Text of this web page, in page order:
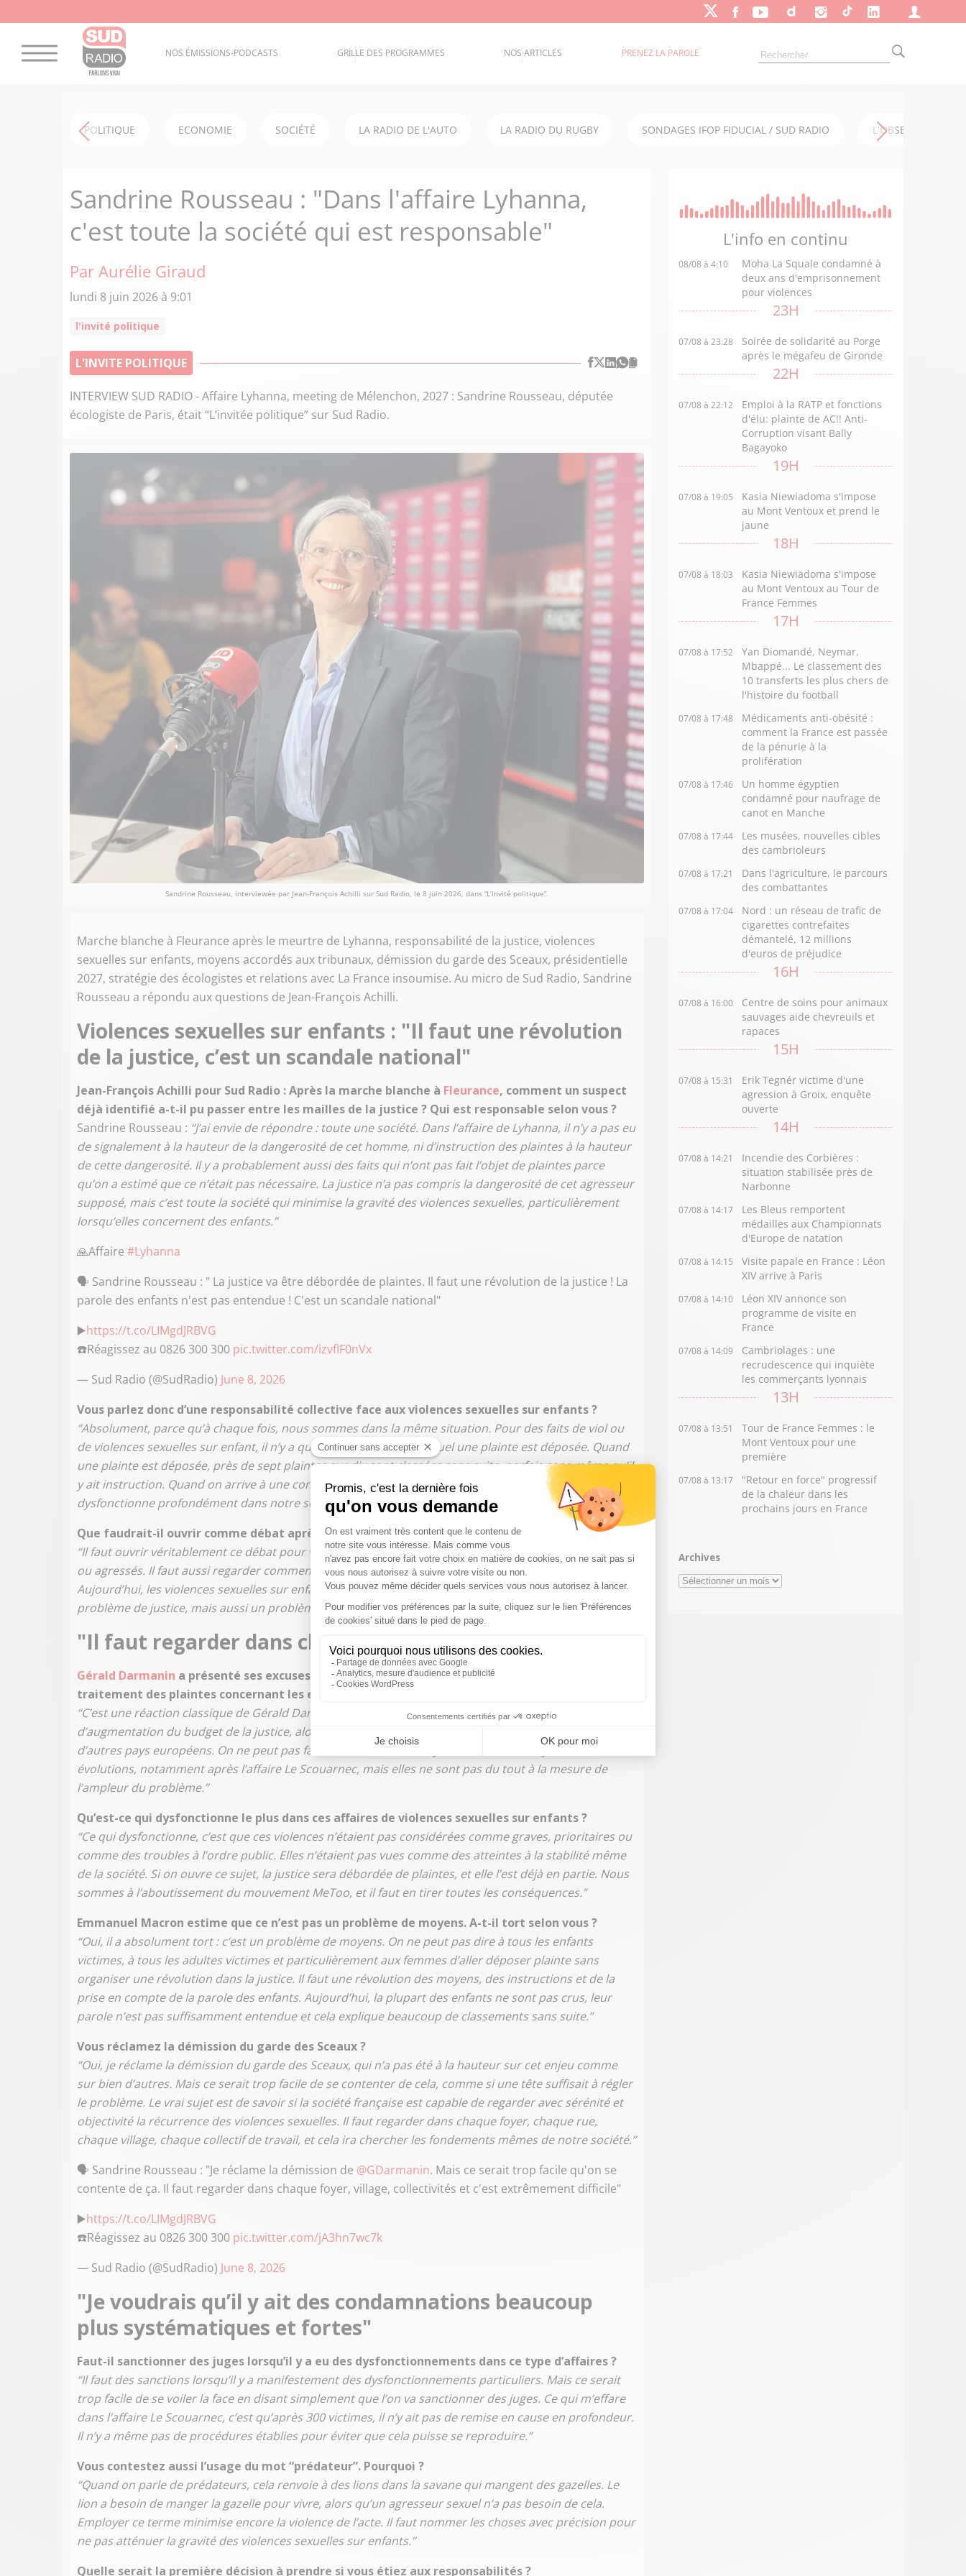
NOS ÉMISSIONS-PODCASTS GRILLE DES PROGRAMMES NOS ARTICLES PRENEZ LA PAROLE
POLITIQUE ECONOMIE SOCIÉTÉ LA RADIO DE L'AUTO LA RADIO DU RUGBY SONDAGES IFOP FIDUCIAL / SUD RADIO L'OBSERVATOIRE
Sandrine Rousseau : "Dans l'affaire Lyhanna,
c'est toute la société qui est responsable"
Par Aurélie Giraud
lundi 8 juin 2026 à 9:01
l'invité politique
L'INVITE POLITIQUE
INTERVIEW SUD RADIO - Affaire Lyhanna, meeting de Mélenchon, 2027 : Sandrine Rousseau, députée
écologiste de Paris, était “L’invitée politique” sur Sud Radio.
Sandrine Rousseau, interviewée par Jean-François Achilli sur Sud Radio, le 8 juin 2026, dans “L’invité politique”.
Marche blanche à Fleurance après le meurtre de Lyhanna, responsabilité de la justice, violences
sexuelles sur enfants, moyens accordés aux tribunaux, démission du garde des Sceaux, présidentielle
2027, stratégie des écologistes et relations avec La France insoumise. Au micro de Sud Radio, Sandrine
Rousseau a répondu aux questions de Jean-François Achilli.
Violences sexuelles sur enfants : "Il faut une révolution
de la justice, c’est un scandale national"
Jean-François Achilli pour Sud Radio : Après la marche blanche à Fleurance, comment un suspect
déjà identifié a-t-il pu passer entre les mailles de la justice ? Qui est responsable selon vous ?
Sandrine Rousseau : “J’ai envie de répondre : toute une société. Dans l’affaire de Lyhanna, il n’y a pas eu
de signalement à la hauteur de la dangerosité de cet homme, ni d’instruction des plaintes à la hauteur
de cette dangerosité. Il y a probablement aussi des faits qui n’ont pas fait l’objet de plaintes parce
qu’on a estimé que ce n’était pas nécessaire. La justice n’a pas compris la dangerosité de cet agresseur
supposé, mais c’est toute la société qui minimise la gravité des violences sexuelles, particulièrement
lorsqu’elles concernent des enfants.”
🙏Affaire #Lyhanna
🗣️ Sandrine Rousseau : " La justice va être débordée de plaintes. Il faut une révolution de la justice ! La
parole des enfants n'est pas entendue ! C'est un scandale national"
▶️https://t.co/LIMgdJRBVG
☎️Réagissez au 0826 300 300 pic.twitter.com/izvfIF0nVx
— Sud Radio (@SudRadio) June 8, 2026
Vous parlez donc d’une responsabilité collective face aux violences sexuelles sur enfants ?
“Absolument, parce qu’à chaque fois, nous sommes dans la même situation. Pour des faits de viol ou
de violences sexuelles sur enfant, il n’y a qu’un cas sur dix dans lequel une plainte est déposée. Quand
une plainte est déposée, près de sept plaintes sur dix sont classées sans suite, parfois sans même qu’il
y ait instruction. Quand on arrive à une condamnation, c’est presque miraculeux, et c’est cela qui
dysfonctionne profondément dans notre société.”
Que faudrait-il ouvrir comme débat après ce drame ?
“Il faut ouvrir véritablement ce débat pour voir comment on rend justice aux enfants qui ont été violés
ou agressés. Il faut aussi regarder comment on protège la société des personnes dangereuses.
Aujourd’hui, les violences sexuelles sur enfants ne sont pas traitées avec la gravité nécessaire. C’est un
problème de justice, mais aussi un problème de société.”
"Il faut regarder dans chaque foyer, village, collectivité
Gérald Darmanin a présenté ses excuses et réunit les procureurs généraux pour accélérer le
traitement des plaintes concernant les enfants. Est-ce la bonne réaction ?
“C’est une réaction classique de Gérald Darmanin, qui fait des annonces. Derrière, il n’y a pas
d’augmentation du budget de la justice, alors que la France dispose de moyens très inférieurs à ceux
d’autres pays européens. On ne peut pas faire mieux avec des moyens aussi faibles. Il y a eu des
évolutions, notamment après l’affaire Le Scouarnec, mais elles ne sont pas du tout à la mesure de
l’ampleur du problème.”
Qu’est-ce qui dysfonctionne le plus dans ces affaires de violences sexuelles sur enfants ?
“Ce qui dysfonctionne, c’est que ces violences n’étaient pas considérées comme graves, prioritaires ou
comme des troubles à l’ordre public. Elles n’étaient pas vues comme des atteintes à la stabilité même
de la société. Si on ouvre ce sujet, la justice sera débordée de plaintes, et elle l’est déjà en partie. Nous
sommes à l’aboutissement du mouvement MeToo, et il faut en tirer toutes les conséquences.”
Emmanuel Macron estime que ce n’est pas un problème de moyens. A-t-il tort selon vous ?
“Oui, il a absolument tort : c’est un problème de moyens. On ne peut pas dire à tous les enfants
victimes, à tous les adultes victimes et particulièrement aux femmes d’aller déposer plainte sans
organiser une révolution dans la justice. Il faut une révolution des moyens, des instructions et de la
prise en compte de la parole des enfants. Aujourd’hui, la plupart des enfants ne sont pas crus, leur
parole n’est pas suffisamment entendue et cela explique beaucoup de classements sans suite.”
Vous réclamez la démission du garde des Sceaux ?
“Oui, je réclame la démission du garde des Sceaux, qui n’a pas été à la hauteur sur cet enjeu comme
sur bien d’autres. Mais ce serait trop facile de se contenter de cela, comme si une tête suffisait à régler
le problème. Le vrai sujet est de savoir si la société française est capable de regarder avec sérénité et
objectivité la récurrence des violences sexuelles. Il faut regarder dans chaque foyer, chaque rue,
chaque village, chaque collectif de travail, et cela ira chercher les fondements mêmes de notre société.”
🗣️ Sandrine Rousseau : "Je réclame la démission de @GDarmanin. Mais ce serait trop facile qu'on se
contente de ça. Il faut regarder dans chaque foyer, village, collectivités et c'est extrêmement difficile"
▶️https://t.co/LIMgdJRBVG
☎️Réagissez au 0826 300 300 pic.twitter.com/jA3hn7wc7k
— Sud Radio (@SudRadio) June 8, 2026
"Je voudrais qu’il y ait des condamnations beaucoup
plus systématiques et fortes"
Faut-il sanctionner des juges lorsqu’il y a eu des dysfonctionnements dans ce type d’affaires ?
“Il faut des sanctions lorsqu’il y a manifestement des dysfonctionnements particuliers. Mais ce serait
trop facile de se voiler la face en disant simplement que l’on va sanctionner des juges. Ce qui m’effare
dans l’affaire Le Scouarnec, c’est qu’après 300 victimes, il n’y ait pas de remise en cause en profondeur.
Il n’y a même pas de procédures établies pour éviter que cela puisse se reproduire.”
Vous contestez aussi l’usage du mot “prédateur”. Pourquoi ?
“Quand on parle de prédateurs, cela renvoie à des lions dans la savane qui mangent des gazelles. Le
lion a besoin de manger la gazelle pour vivre, alors qu’un agresseur sexuel n’a pas besoin de cela.
Employer ce terme minimise encore la violence de l’acte. Il faut nommer les choses avec précision pour
ne pas atténuer la gravité des violences sexuelles sur enfants.”
Quelle serait la première décision à prendre si vous étiez aux responsabilités ?
L'info en continu
08/08 à 4:10
Moha La Squale condamné à
deux ans d'emprisonnement
pour violences
23H
07/08 à 23:28
Soirée de solidarité au Porge
après le mégafeu de Gironde
22H
07/08 à 22:12
Emploi à la RATP et fonctions
d'élu: plainte de AC!! Anti-
Corruption visant Bally
Bagayoko
19H
07/08 à 19:05
Kasia Niewiadoma s'impose
au Mont Ventoux et prend le
jaune
18H
07/08 à 18:03
Kasia Niewiadoma s'impose
au Mont Ventoux au Tour de
France Femmes
17H
07/08 à 17:52
Yan Diomandé, Neymar,
Mbappé... Le classement des
10 transferts les plus chers de
l'histoire du football
07/08 à 17:48
Médicaments anti-obésité :
comment la France est passée
de la pénurie à la
prolifération
07/08 à 17:46
Un homme égyptien
condamné pour naufrage de
canot en Manche
07/08 à 17:44
Les musées, nouvelles cibles
des cambrioleurs
07/08 à 17:21
Dans l'agriculture, le parcours
des combattantes
07/08 à 17:04
Nord : un réseau de trafic de
cigarettes contrefaites
démantelé, 12 millions
d'euros de préjudice
16H
07/08 à 16:00
Centre de soins pour animaux
sauvages aide chevreuils et
rapaces
15H
07/08 à 15:31
Erik Tegnér victime d'une
agression à Groix, enquête
ouverte
14H
07/08 à 14:21
Incendie des Corbières :
situation stabilisée près de
Narbonne
07/08 à 14:17
Les Bleus remportent
médailles aux Championnats
d'Europe de natation
07/08 à 14:15
Visite papale en France : Léon
XIV arrive à Paris
07/08 à 14:10
Léon XIV annonce son
programme de visite en
France
07/08 à 14:09
Cambriolages : une
recrudescence qui inquiète
les commerçants lyonnais
13H
07/08 à 13:51
Tour de France Femmes : le
Mont Ventoux pour une
première
07/08 à 13:17
"Retour en force" progressif
de la chaleur dans les
prochains jours en France
Archives
Archives